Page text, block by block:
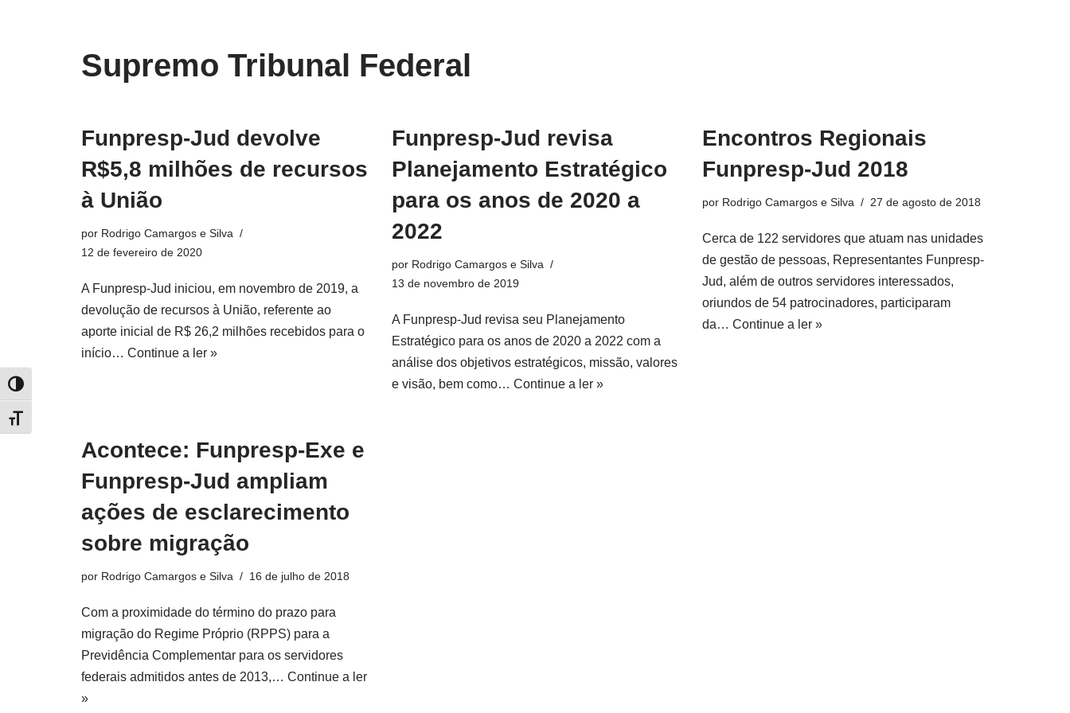
Alternar alto contraste
Alternar tamanho da fonte
Supremo Tribunal Federal
Funpresp-Jud devolve
R$5,8 milhões de recursos
à União
por Rodrigo Camargos e Silva
12 de fevereiro de 2020
A Funpresp-Jud iniciou, em novembro de 2019, a
devolução de recursos à União, referente ao
aporte inicial de R$ 26,2 milhões recebidos para o
início… Continue a ler »
Funpresp-Jud revisa
Planejamento Estratégico
para os anos de 2020 a
2022
por Rodrigo Camargos e Silva
13 de novembro de 2019
A Funpresp-Jud revisa seu Planejamento
Estratégico para os anos de 2020 a 2022 com a
análise dos objetivos estratégicos, missão, valores
e visão, bem como… Continue a ler »
Encontros Regionais
Funpresp-Jud 2018
por Rodrigo Camargos e Silva 27 de agosto de 2018
Cerca de 122 servidores que atuam nas unidades
de gestão de pessoas, Representantes Funpresp-
Jud, além de outros servidores interessados,
oriundos de 54 patrocinadores, participaram
da… Continue a ler »
Acontece: Funpresp-Exe e
Funpresp-Jud ampliam
ações de esclarecimento
sobre migração
por Rodrigo Camargos e Silva 16 de julho de 2018
Com a proximidade do término do prazo para
migração do Regime Próprio (RPPS) para a
Previdência Complementar para os servidores
federais admitidos antes de 2013,… Continue a ler
»